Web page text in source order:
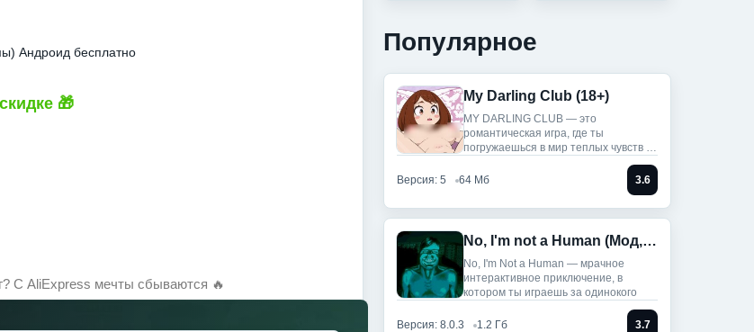
Андроид бесплатно
🎁
С AliExpress мечты сбываются 🔥
Популярное
My Darling Club (18+)
MY DARLING CLUB — это
романтическая игра, где ты
погружаешься в мир теплых чувств и
Версия: 5
64 Мб 3.6
No, I'm not a Human (Мод, Unlocked)
No, I'm Not a Human — мрачное
интерактивное приключение, в
котором ты играешь за одинокого
Версия: 8.0.3 1.2 Гб 3.7